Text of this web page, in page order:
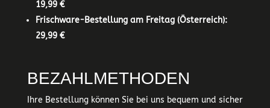
19,99 €
Frischware-Bestellung am Freitag (Österreich):
29,99 €
BEZAHLMETHODEN
Ihre Bestellung können Sie bei uns bequem und sicher